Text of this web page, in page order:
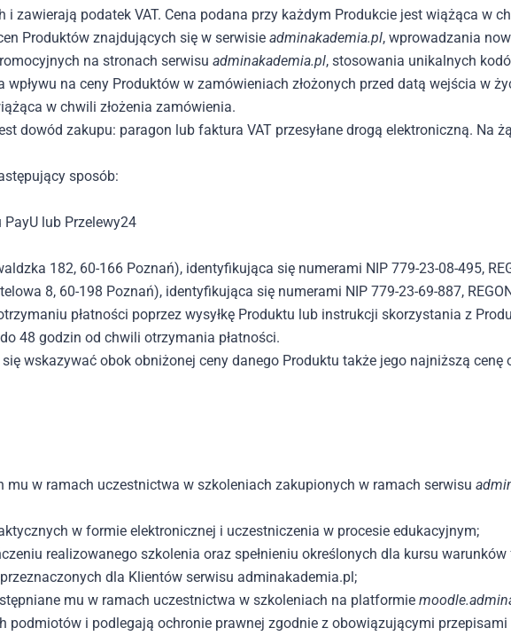
zawierają podatek VAT. Cena podana przy każdym Produkcie jest wiążąca w
Produktów znajdujących się w serwisie adminakademia.pl, wprowadzania
na stronach serwisu adminakademia.pl, stosowania unikalnych
wpływu na ceny Produktów w zamówieniach złożonych przed datą wejścia w
w chwili złożenia zamówienia.
dowód zakupu: paragon lub faktura VAT przesyłane drogą elektroniczną. Na
sposób:
lub Przelewy24
182, 60-166 Poznań), identyfikująca się numerami NIP 779-23-08-495,
8, 60-198 Poznań), identyfikująca się numerami NIP 779-23-69-887,
płatności poprzez wysyłkę Produktu lub instrukcji skorzystania z
48 godzin od chwili otrzymania płatności.
wskazywać obok obniżonej ceny danego Produktu także jego najniższą
w ramach uczestnictwa w szkoleniach zakupionych w ramach serwisu
w formie elektronicznej i uczestniczenia w procesie edukacyjnym;
realizowanego szkolenia oraz spełnieniu określonych dla kursu
dla Klientów serwisu adminakademia.pl;
mu w ramach uczestnictwa w szkoleniach na platformie
podmiotów i podlegają ochronie prawnej zgodnie z obowiązującymi